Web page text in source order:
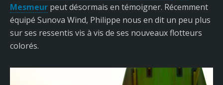
Mesmeur peut désormais en témoigner. Récemment
équipé Sunova Wind, Philippe nous en dit un peu plus
sur ses ressentis vis à vis de ses nouveaux flotteurs
colorés.